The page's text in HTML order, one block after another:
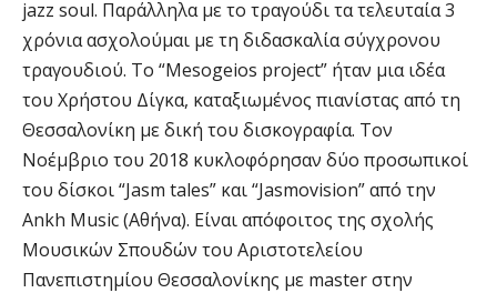
jazz soul. Παράλληλα με το τραγούδι τα τελευταία 3
χρόνια ασχολούμαι με τη διδασκαλία σύγχρονου
τραγουδιού. Το “Mesogeios project” ήταν μια ιδέα
του Χρήστου Δίγκα, καταξιωμένος πιανίστας από τη
Θεσσαλονίκη με δική του δισκογραφία. Τον
Νοέμβριο του 2018 κυκλοφόρησαν δύο προσωπικοί
του δίσκοι “Jasm tales” και “Jasmovision” από την
Ankh Music (Αθήνα). Είναι απόφοιτος της σχολής
Μουσικών Σπουδών του Αριστοτελείου
Πανεπιστημίου Θεσσαλονίκης με master στην